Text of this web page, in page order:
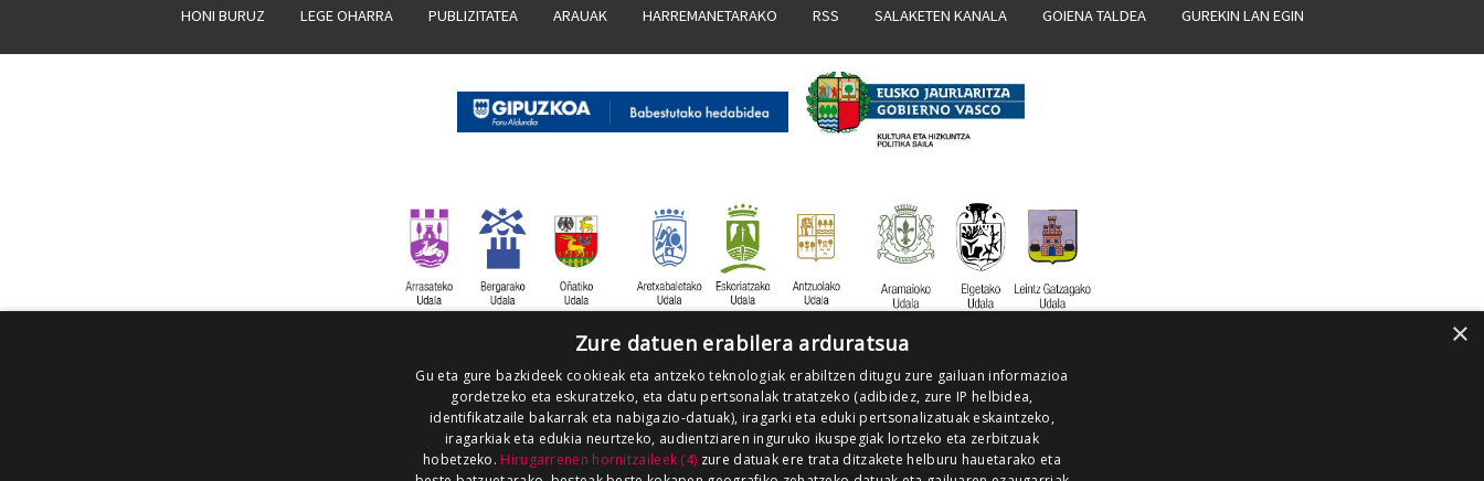
HONI BURUZ LEGE OHARRA PUBLIZITATEA ARAUAK HARREMANETARAKO RSS SALAKETEN KANALA GOIENA TALDEA GUREKIN LAN EGIN
×
Zure datuen erabilera arduratsua
Gu eta gure bazkideek cookieak eta antzeko teknologiak erabiltzen ditugu zure gailuan informazioa
gordetzeko eta eskuratzeko, eta datu pertsonalak tratatzeko (adibidez, zure IP helbidea,
identifikatzaile bakarrak eta nabigazio-datuak), iragarki eta eduki pertsonalizatuak eskaintzeko,
iragarkiak eta edukia neurtzeko, audientziaren inguruko ikuspegiak lortzeko eta zerbitzuak
hobetzeko. Hirugarrenen hornitzaileek (4) zure datuak ere trata ditzakete helburu hauetarako eta